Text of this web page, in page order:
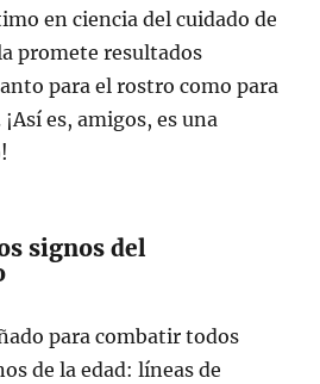
en ciencia del cuidado de
promete resultados
para el rostro como para
es, amigos, es una
signos del
para combatir todos
de la edad: líneas de